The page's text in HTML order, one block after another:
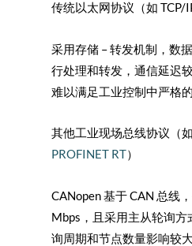
传统以太网协议（如 TCP/
采用存储 – 转发机制，数
行处理和转发，通信延迟
难以满足工业控制中严格
其他工业现场总线协议（如
PROFINET RT）
CANopen 基于 CAN 总线
Mbps，且采用主从轮询
询周期和节点数量影响较